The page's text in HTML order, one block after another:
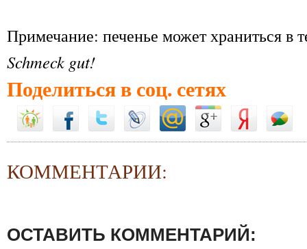
Примечание: печенье может храниться в
Schmeck gut!
Поделиться в соц. сетях
КОММЕНТАРИИ:
ОСТАВИТЬ КОММЕНТАРИЙ: